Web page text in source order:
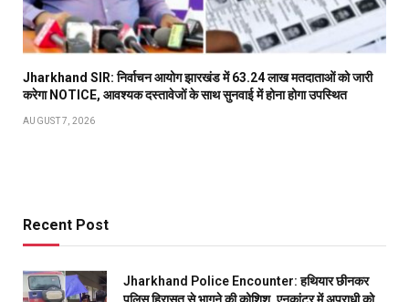
Jharkhand SIR: निर्वाचन आयोग झारखंड में 63.24 लाख मतदाताओं को जारी
करेगा NOTICE, आवश्यक दस्तावेजों के साथ सुनवाई में होना होगा उपस्थित
AUGUST 7, 2026
Recent Post
Jharkhand Police Encounter: हथियार छीनकर
पुलिस हिरासत से भागने की कोशिश, एनकांटर में अपराधी को